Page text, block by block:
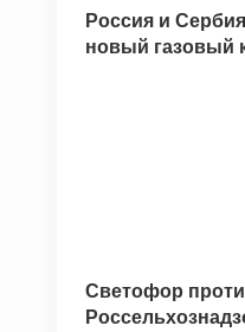
Россия и
новый газовый
Светофор